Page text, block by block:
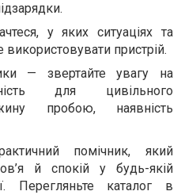
у яких ситуаціях та
використовувати пристрій.
— звертайте увагу на
для цивільного
пробою, наявність
помічник, який
й спокій у будь-якій
Перегляньте каталог в